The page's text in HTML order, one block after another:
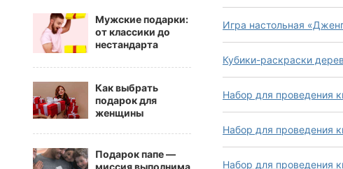
Игра настольная
Кубики-раскраски
Набор для проведения
Набор для проведения
Набор для проведения
Мужские подарки:
от классики до
нестандарта
Как выбрать
подарок для
женщины
Подарок папе —
миссия выполнима